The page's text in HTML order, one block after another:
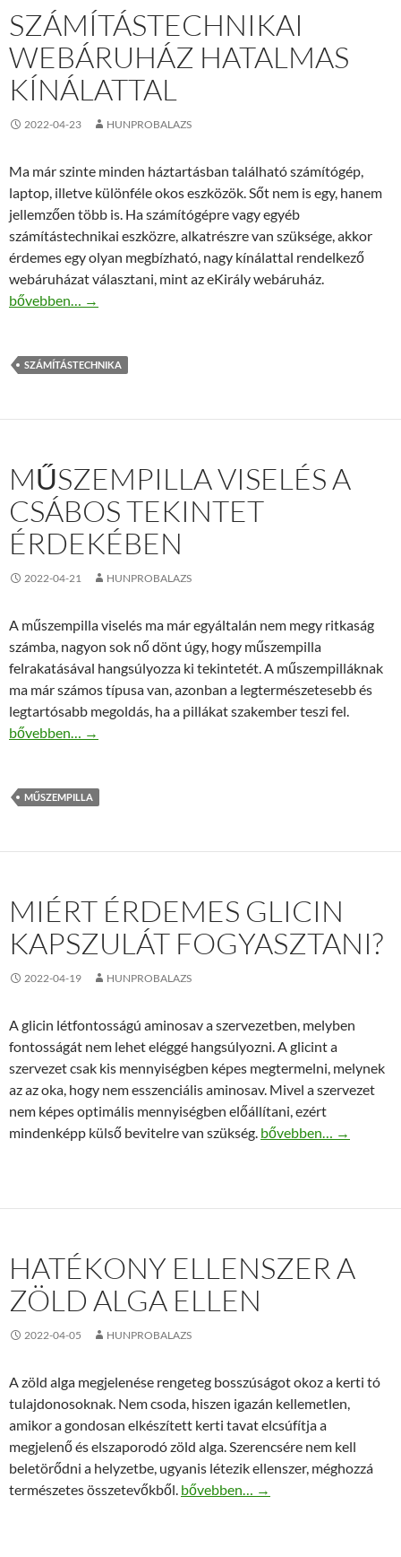
SZÁMÍTÁSTECHNIKAI
WEBÁRUHÁZ HATALMAS
KÍNÁLATTAL
2022-04-23 HUNPROBALAZS
Ma már szinte minden háztartásban található számítógép,
laptop, illetve különféle okos eszközök. Sőt nem is egy, hanem
jellemzően több is. Ha számítógépre vagy egyéb
számítástechnikai eszközre, alkatrészre van szüksége, akkor
érdemes egy olyan megbízható, nagy kínálattal rendelkező
webáruházat választani, mint az eKirály webáruház.
Számítástechnikai webáruház hatalmas kínálattal
bővebben… →
SZÁMÍTÁSTECHNIKA
MŰSZEMPILLA VISELÉS A
CSÁBOS TEKINTET
ÉRDEKÉBEN
2022-04-21 HUNPROBALAZS
A műszempilla viselés ma már egyáltalán nem megy ritkaság
számba, nagyon sok nő dönt úgy, hogy műszempilla
felrakatásával hangsúlyozza ki tekintetét. A műszempilláknak
ma már számos típusa van, azonban a legtermészetesebb és
legtartósabb megoldás, ha a pillákat szakember teszi fel.
Műszempilla viselés a csábos tekintet érdekében
bővebben… →
MŰSZEMPILLA
MIÉRT ÉRDEMES GLICIN
KAPSZULÁT FOGYASZTANI?
2022-04-19 HUNPROBALAZS
A glicin létfontosságú aminosav a szervezetben, melyben
fontosságát nem lehet eléggé hangsúlyozni. A glicint a
szervezet csak kis mennyiségben képes megtermelni, melynek
az az oka, hogy nem esszenciális aminosav. Mivel a szervezet
nem képes optimális mennyiségben előállítani, ezért
mindenképp külső bevitelre van szükség. Miért érdemes glicin
bővebben… →
HATÉKONY ELLENSZER A
ZÖLD ALGA ELLEN
2022-04-05 HUNPROBALAZS
A zöld alga megjelenése rengeteg bosszúságot okoz a kerti tó
tulajdonosoknak. Nem csoda, hiszen igazán kellemetlen,
amikor a gondosan elkészített kerti tavat elcsúfítja a
megjelenő és elszaporodó zöld alga. Szerencsére nem kell
beletörődni a helyzetbe, ugyanis létezik ellenszer, méghozzá
természetes összetevőkből. Hatékony ellenszer a zöld alga ellen
bővebben… →